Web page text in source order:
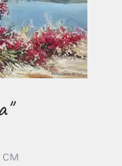
см